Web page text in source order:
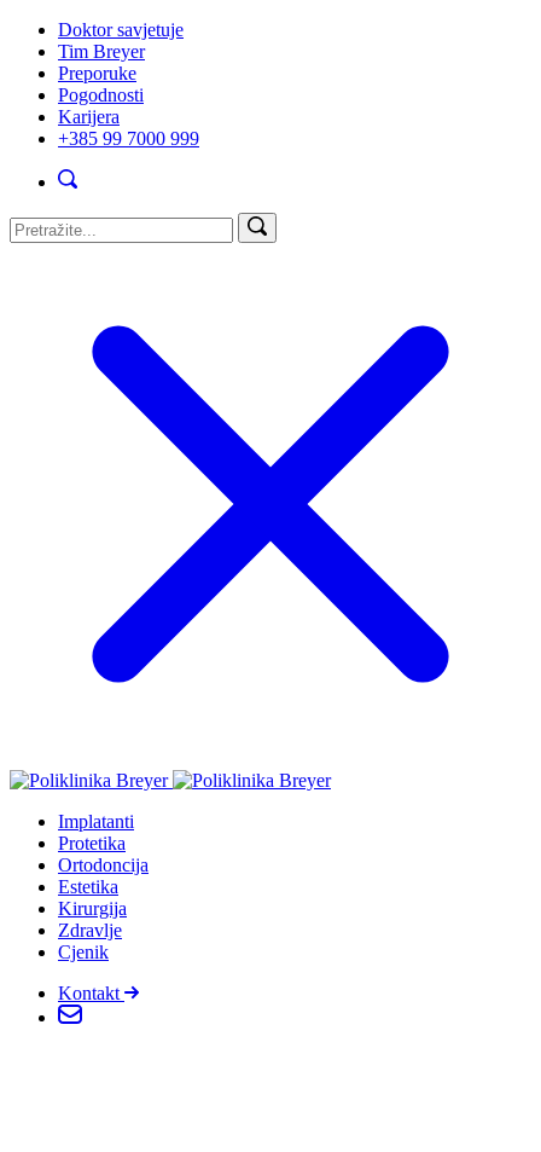
Doktor savjetuje
Tim Breyer
Preporuke
Pogodnosti
Karijera
+385 99 7000 999
Implatanti
Protetika
Ortodoncija
Estetika
Kirurgija
Zdravlje
Cjenik
Kontakt